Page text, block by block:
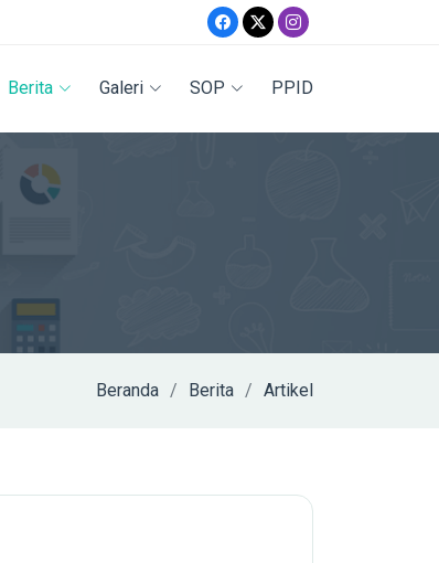
Berita Galeri SOP PPID
Beranda Berita Artikel